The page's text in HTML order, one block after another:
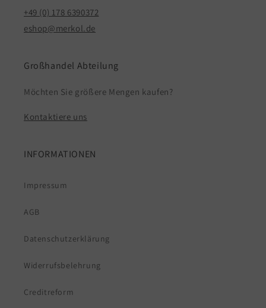
+49 (0) 178 6390372
eshop@merkol.de
Großhandel Abteilung
Möchten Sie größere Mengen kaufen?
Kontaktiere uns
INFORMATIONEN
Impressum
AGB
Datenschutzerklärung
Widerrufsbelehrung
Creditreform